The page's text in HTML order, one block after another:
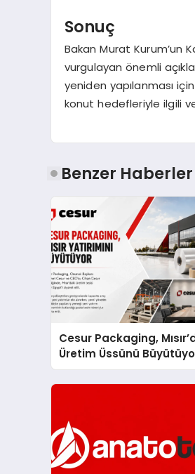
Sonuç
Bakan Murat Kurum’un
vurgulayan önemli
yeniden yapılanması
konut hedefleriyle ilgili
Benzer Haberler
Cesur Packaging,
Üretim Üssünü